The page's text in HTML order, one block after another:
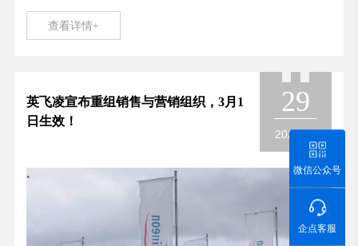
查看详情+
英飞凌宣布重组销售与营销组织，3月1
日生效！
29
2024.02
微信公众号
企点客服